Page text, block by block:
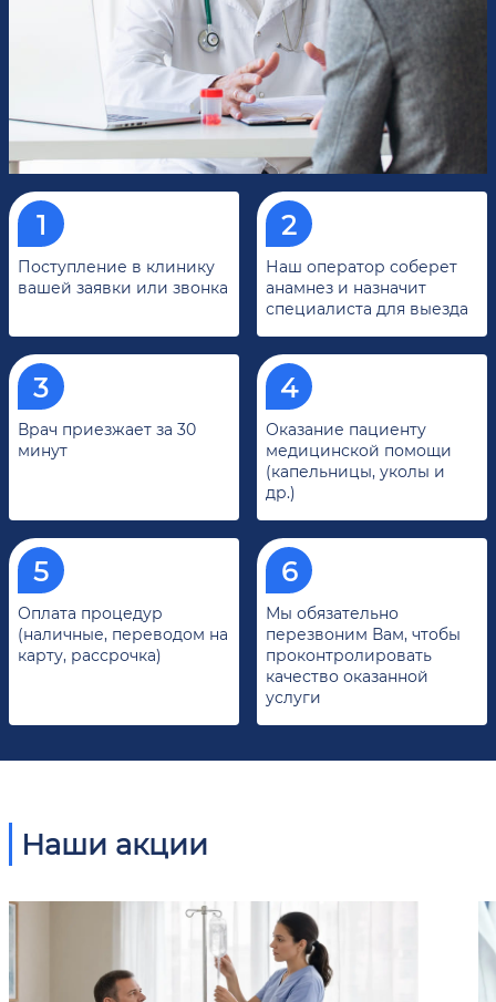
Поступление в клинику
вашей заявки или звонка
Наш оператор соберет
анамнез и назначит
специалиста для выезда
Врач приезжает за 30
минут
Оказание пациенту
медицинской помощи
(капельницы, уколы и
др.)
Оплата процедур
(наличные, переводом на
карту, рассрочка)
Мы обязательно
перезвоним Вам, чтобы
проконтролировать
качество оказанной
услуги
Наши акции